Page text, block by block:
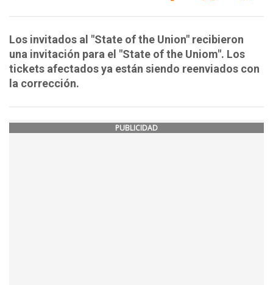
Los invitados al "State of the Union" recibieron
una invitación para el "State of the Uniom". Los
tickets afectados ya están siendo reenviados con
la corrección.
PUBLICIDAD